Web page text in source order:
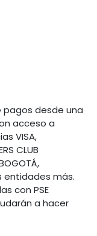
desde una
acceso a
VISA,
CLUB
entidades más.
con PSE
a hacer